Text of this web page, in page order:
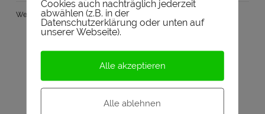
Werbung:
Cookies auch nachträglich jederzeit
abwählen (z.B. in der
Datenschutzerklärung oder unten auf
unserer Webseite).
Alle akzeptieren
Alle ablehnen